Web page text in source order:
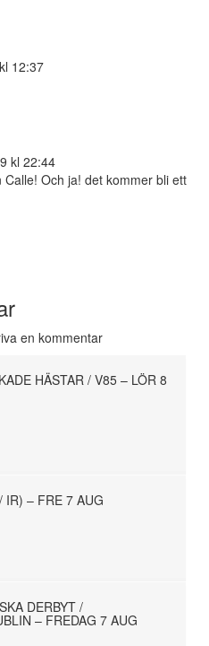
12:37
kl 22:44
Och ja! det kommer bli ett
en kommentar
HÄSTAR / V85 – LÖR 8
IR) – FRE 7 AUG
DERBYT /
– FREDAG 7 AUG